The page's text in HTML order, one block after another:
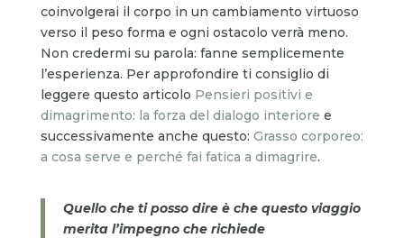
coinvolgerai il corpo in un cambiamento virtuoso
verso il peso forma e ogni ostacolo verrà meno.
Non credermi su parola: fanne semplicemente
l’esperienza. Per approfondire ti consiglio di
leggere questo articolo Pensieri positivi e
dimagrimento: la forza del dialogo interiore e
successivamente anche questo: Grasso corporeo:
a cosa serve e perché fai fatica a dimagrire.
Quello che ti posso dire è che questo viaggio
merita l’impegno che richiede